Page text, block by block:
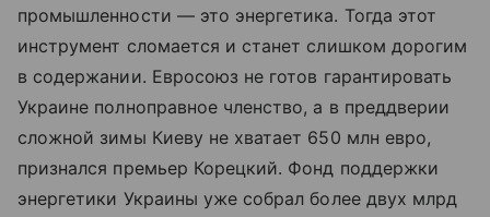
промышленности — это энергетика. Тогда этот
инструмент сломается и станет слишком дорогим
в содержании. Евросоюз не готов гарантировать
Украине полноправное членство, а в преддверии
сложной зимы Киеву не хватает 650 млн евро,
признался премьер Корецкий. Фонд поддержки
энергетики Украины уже собрал более двух млрд